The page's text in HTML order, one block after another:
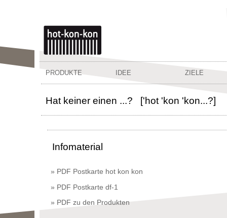
PRODUKTE IDEE ZIELE
Hat keiner einen ...? ['hot 'kon 'kon...?]
Infomaterial
» PDF Postkarte hot kon kon
» PDF Postkarte df-1
» PDF zu den Produkten